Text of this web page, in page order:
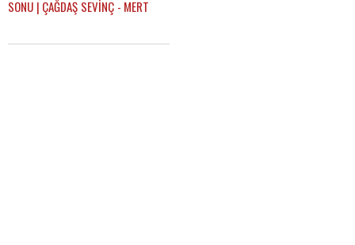
SONU | ÇAĞDAŞ SEVİNÇ - MERT